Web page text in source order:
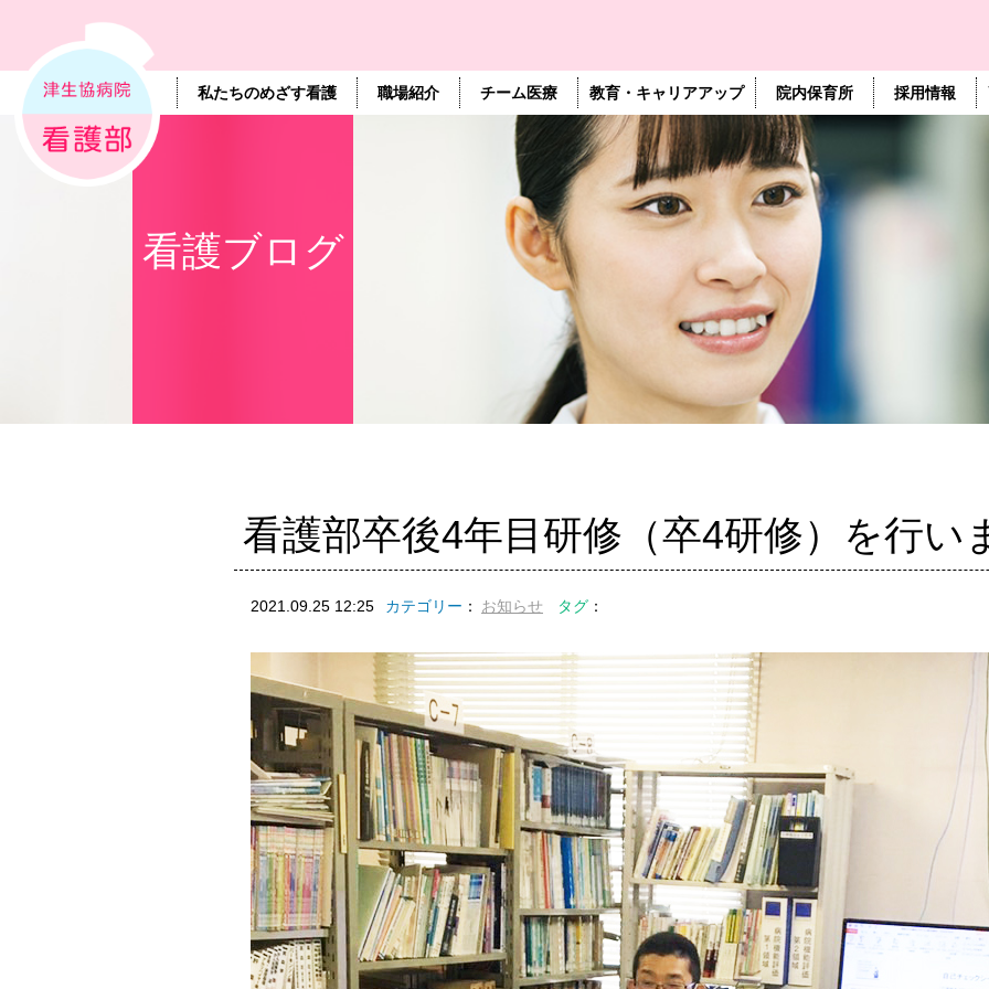
私たちのめざす看護 職場紹介 チーム医療 教育・キャリアアップ 院内保育所 採用情報
看護ブログ
看護部卒後4年目研修（卒4研修）を行い
2021.09.25 12:25 カテゴリー ： お知らせ タグ ：